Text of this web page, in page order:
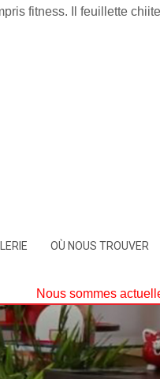
fitness. Il feuillette
OÙ NOUS TROUVER
Nous sommes